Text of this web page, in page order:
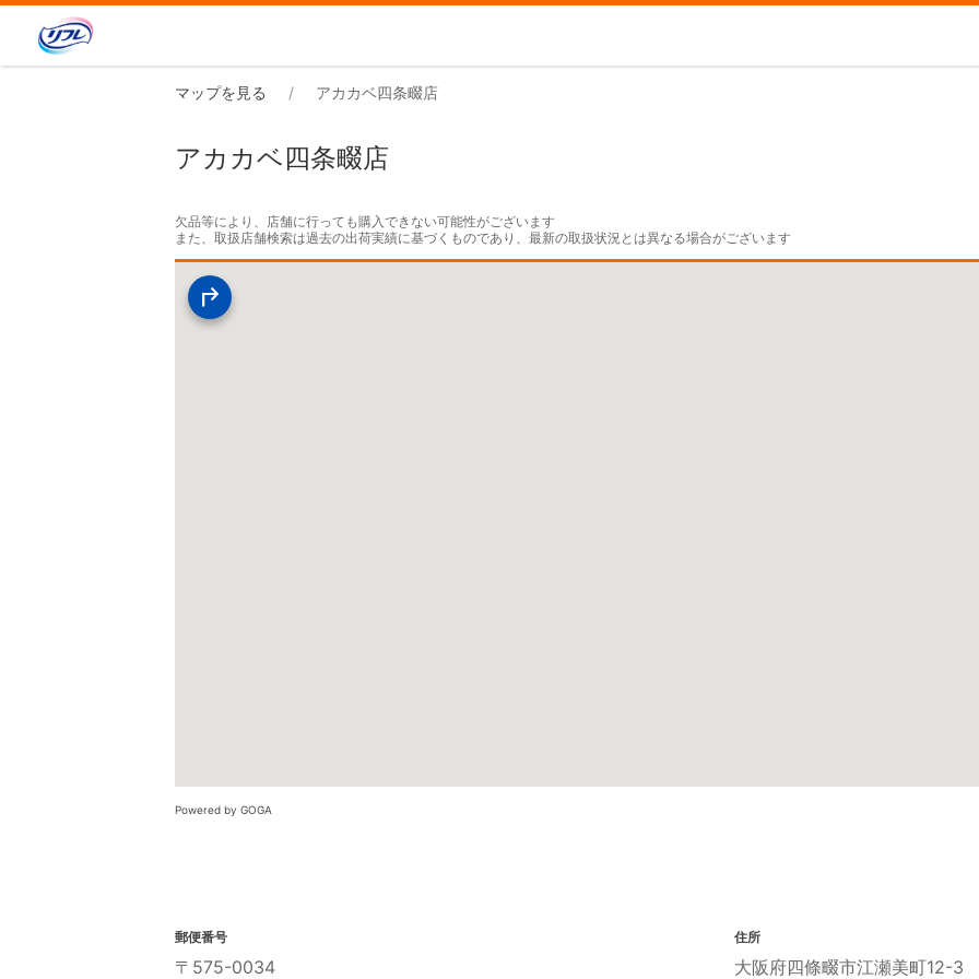
マップを見る アカカベ四条畷店
アカカベ四条畷店
欠品等により、店舗に行っても購入できない可能性がございます
また、取扱店舗検索は過去の出荷実績に基づくものであり、最新の取扱状況とは異なる場合がございます
Powered by GOGA
郵便番号
〒575-0034
住所
大阪府四條畷市江瀬美町12-3